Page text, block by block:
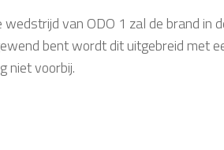
van ODO 1 zal de brand in
bent wordt dit uitgebreid met
niet voorbij.